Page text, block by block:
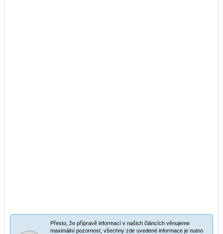
Přesto, že přípravě informací v našich článcích věnujeme
maximální pozornost, všechny zde uvedené informace je nutno